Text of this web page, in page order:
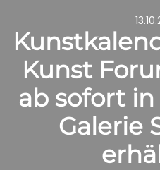
Kunst
ab sofort
Galerie